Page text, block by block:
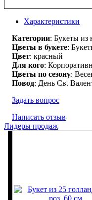
Характеристики
Категории: Букеты из
Цветы в букете:
Цвет: красный
Для кого:
Цветы по сезону:
Повод: День Св.
Задать вопрос
Написать отзыв
Лидеры продаж